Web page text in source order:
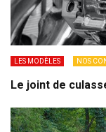
LES MODÈLES NOS
Le joint de